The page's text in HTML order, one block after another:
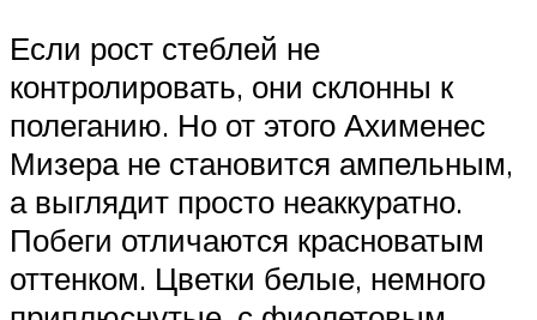
Если рост стеблей не
контролировать, они склонны к
полеганию. Но от этого Ахименес
Мизера не становится ампельным,
а выглядит просто неаккуратно.
Побеги отличаются красноватым
оттенком. Цветки белые, немного